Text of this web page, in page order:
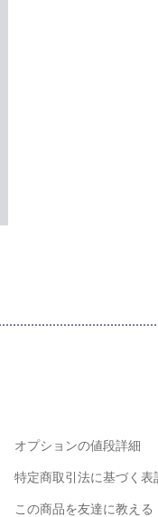
オプションの値段詳細
特定商取引法に基づく表
この商品を友達に教える